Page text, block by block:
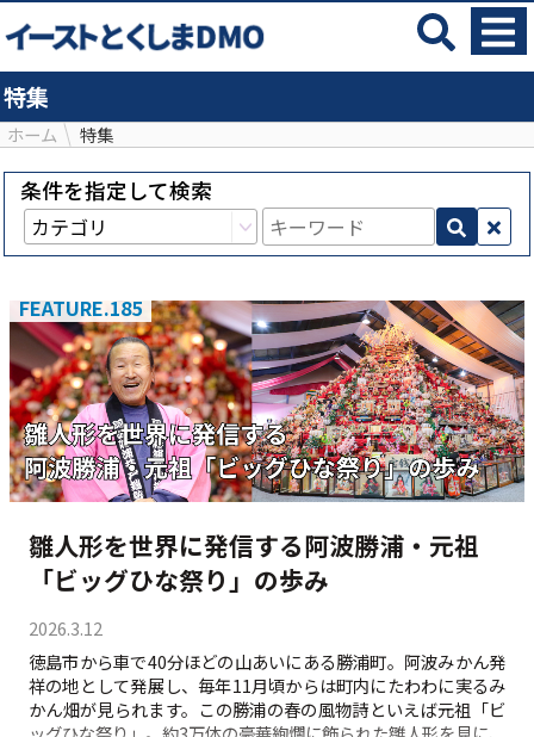
特集
ホーム 特集
条件を指定して検索
FEATURE.185
雛人形を世界に発信する阿波勝浦・元祖
「ビッグひな祭り」の歩み
2026.3.12
徳島市から車で40分ほどの山あいにある勝浦町。阿波みかん発
祥の地として発展し、毎年11月頃からは町内にたわわに実るみ
かん畑が見られます。この勝浦の春の風物詩といえば元祖「ビ